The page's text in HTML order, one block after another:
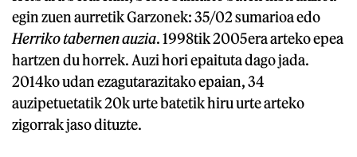
egin zuen aurretik Garzonek: 35/02 sumarioa edo
Herriko tabernen auzia. 1998tik 2005era arteko epea
hartzen du horrek. Auzi hori epaituta dago jada.
2014ko udan ezagutarazitako epaian, 34
auzipetuetatik 20k urte batetik hiru urte arteko
zigorrak jaso dituzte.